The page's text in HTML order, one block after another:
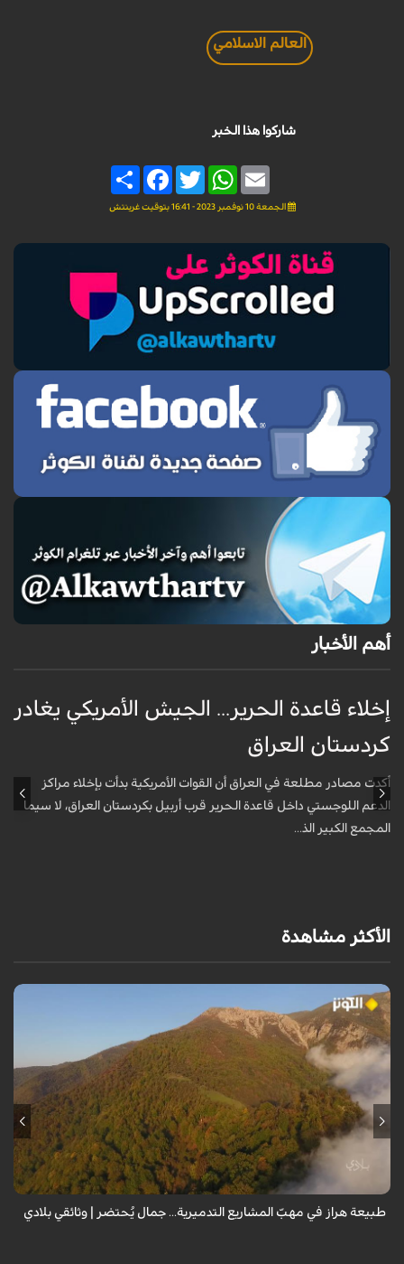
العالم الاسلامي
شاركوا هذا الخبر
Share
FacebookTwitter
WhatsAppEmail
الجمعة 10 نوفمبر 2023 - 16:41 بتوقيت غرينتش
أهم الأخبار
إخلاء قاعدة الحرير... الجيش الأمريكي يغادر
كردستان العراق
أكدت مصادر مطلعة في العراق أن القوات الأمريكية بدأت بإخلاء مراكز
الدعم اللوجستي داخل قاعدة الحرير قرب أربيل بكردستان العراق، لا سيما
المجمع الكبير الذ...
الأكثر مشاهدة
من قلب طبيعة هراز التي كانت يوماً من أجمل الموائل الطبيعية في إيران، يحذر
المعد من كارثة بيئية: "وحش الأعمال والمشاريع التدميرية تنهش بجسم
طبيعة هراز في مهبّ المشاريع التدميرية... جمال يُحتضر | وثائقي بلادي